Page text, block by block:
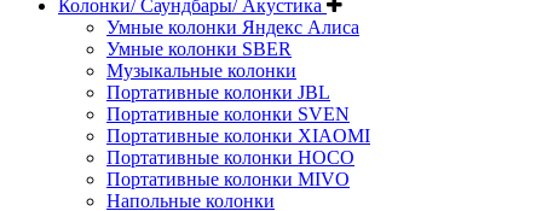
Колонки/ Саундбары/ Акустика
Умные колонки Яндекс Алиса
Умные колонки SBER
Музыкальные колонки
Портативные колонки JBL
Портативные колонки SVEN
Портативные колонки XIAOMI
Портативные колонки HOCO
Портативные колонки MIVO
Напольные колонки